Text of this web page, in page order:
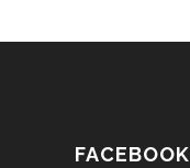
FACEBOOK